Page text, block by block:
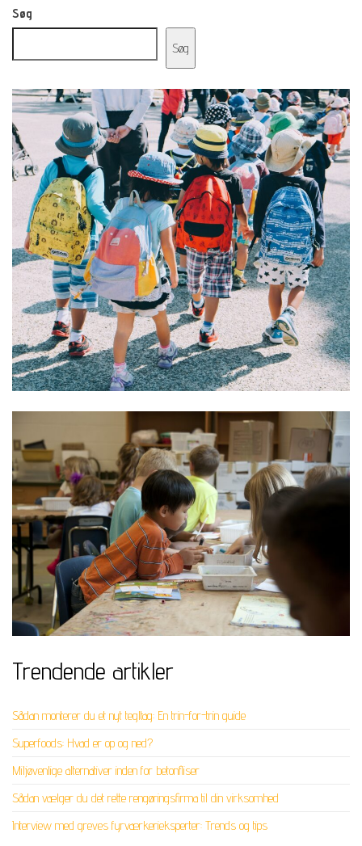
Søg
Søg
Trendende artikler
Sådan monterer du et nyt tegltag: En trin-for-trin guide
Superfoods: Hvad er op og ned?
Miljøvenlige alternativer inden for betonfliser
Sådan vælger du det rette rengøringsfirma til din virksomhed
Interview med greves fyrværkerieksperter: Trends og tips